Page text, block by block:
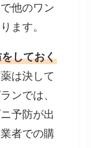
他のワン
ます。
しておく
は決して
ンでは、
予防が出
者での購